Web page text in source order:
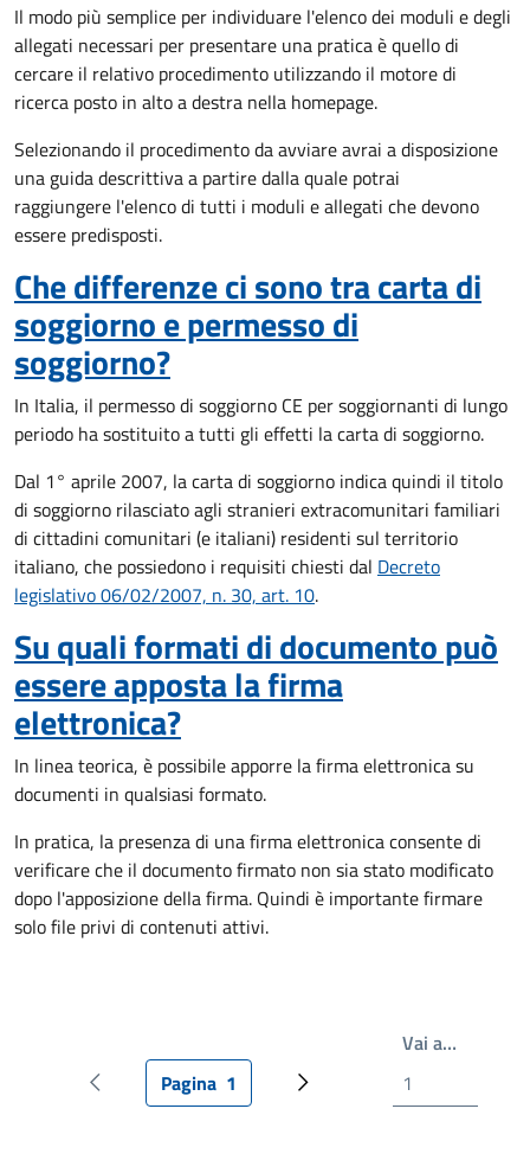
Il modo più semplice per individuare l'elenco dei moduli e degli
allegati necessari per presentare una pratica è quello di
cercare il relativo procedimento utilizzando il motore di
ricerca posto in alto a destra nella homepage.
Selezionando il procedimento da avviare avrai a disposizione
una guida descrittiva a partire dalla quale potrai
raggiungere l'elenco di tutti i moduli e allegati che devono
essere predisposti.
Che differenze ci sono tra carta di
soggiorno e permesso di
soggiorno?
In Italia, il permesso di soggiorno CE per soggiornanti di lungo
periodo ha sostituito a tutti gli effetti la carta di soggiorno.
Dal 1° aprile 2007, la carta di soggiorno indica quindi il titolo
di soggiorno rilasciato agli stranieri extracomunitari familiari
di cittadini comunitari (e italiani) residenti sul territorio
italiano, che possiedono i requisiti chiesti dal Decreto
legislativo 06/02/2007, n. 30, art. 10.
Su quali formati di documento può
essere apposta la firma
elettronica?
In linea teorica, è possibile apporre la firma elettronica su
documenti in qualsiasi formato.
In pratica, la presenza di una firma elettronica consente di
verificare che il documento firmato non sia stato modificato
dopo l'apposizione della firma. Quindi è importante firmare
solo file privi di contenuti attivi.
Pagina precedentePagina attuale
Pagina 1 Prossima pagina
Vai a…